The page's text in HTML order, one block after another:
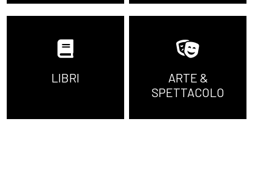
LIBRI
ARTE &
SPETTACOLO